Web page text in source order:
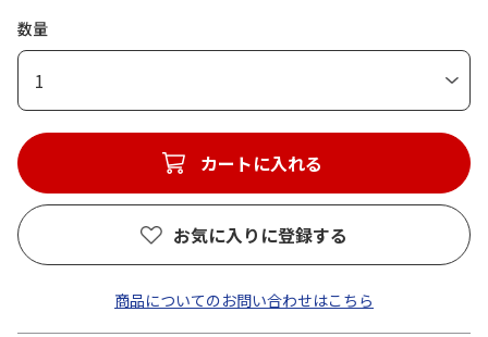
数量
1
カートに入れる
お気に入りに登録する
商品についてのお問い合わせはこちら